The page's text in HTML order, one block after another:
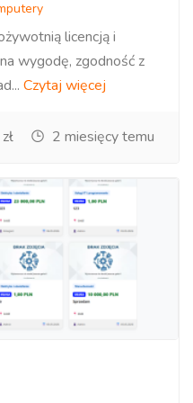
licencją i
wygodę, zgodność z
Czytaj więcej
2 miesięcy temu